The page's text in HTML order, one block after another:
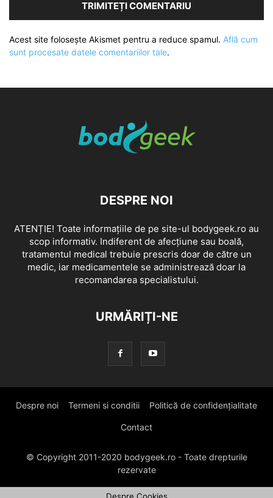
Acest site folosește Akismet pentru a reduce spamul. Află cum
sunt procesate datele comentariilor tale.
DESPRE NOI
ATENȚIE! Toate informațiile de pe site-ul bodygeek.ro au
scop informativ. Indiferent de afecțiune sau boală,
tratamentul medical trebuie prescris doar de către un
medic, iar medicamentele se administrează doar la
recomandarea specialistului.
URMĂRIȚI-NE
Despre noi Termeni si conditii Politică de confidențialitate
Contact
© Copyright 2011-2020 bodygeek.ro - Toate drepturile
rezervate